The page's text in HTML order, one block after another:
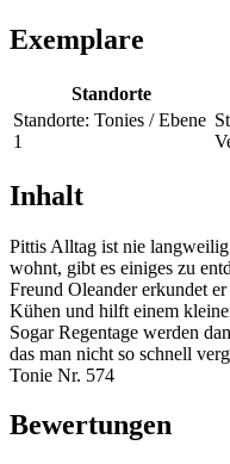
Exemplare
Standorte
Standorte: Tonies / Ebene
1
Inhalt
Pittis Alltag ist nie
wohnt, gibt es einiges zu
Freund Oleander erkundet
Kühen und hilft einem
Sogar Regentage werden
das man nicht so schnell
Tonie Nr. 574
Bewertungen